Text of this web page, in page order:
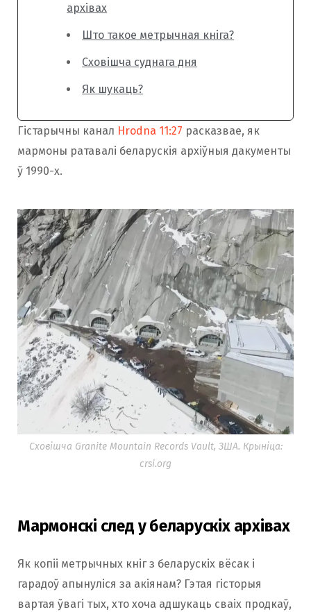
архівах
Што такое метрычная кніга?
Сховішча суднага дня
Як шукаць?
Гістарычны канал Hrodna 11:27 расказвае, як
мармоны ратавалі беларускія архіўныя дакументы
ў 1990-х.
Сховішча Granite Mountain Records Vault, ЗША. Крыніца:
crsi.org
Мармонскі след у беларускіх архівах
Як копіі метрычных кніг з беларускіх вёсак і
гарадоў апынуліся за акіянам? Гэтая гісторыя
вартая ўвагі тых, хто хоча адшукаць сваіх продкаў,